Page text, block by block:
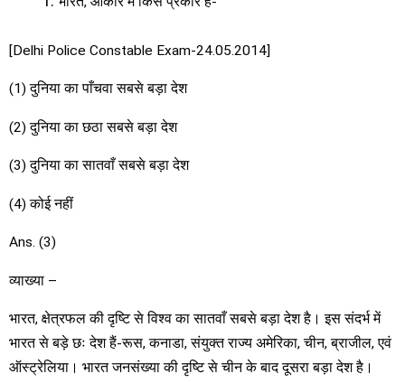
[Delhi Police Constable Exam-24.05.2014]
(1) दुनिया का पाँचवा सबसे बड़ा देश
(2) दुनिया का छठा सबसे बड़ा देश
(3) दुनिया का सातवाँ सबसे बड़ा देश
(4) कोई नहीं
Ans. (3)
व्याख्या –
भारत, क्षेत्रफल की दृष्टि से विश्व का सातवाँ सबसे बड़ा देश है। इस संदर्भ में
भारत से बड़े छः देश हैं-रूस, कनाडा, संयुक्त राज्य अमेरिका, चीन, ब्राजील, एवं
ऑस्ट्रेलिया। भारत जनसंख्या की दृष्टि से चीन के बाद दूसरा बड़ा देश है।